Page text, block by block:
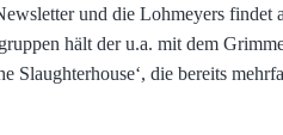
und die Lohmeyers
hält der u.a. mit dem
Slaughterhouse‘, die bereits